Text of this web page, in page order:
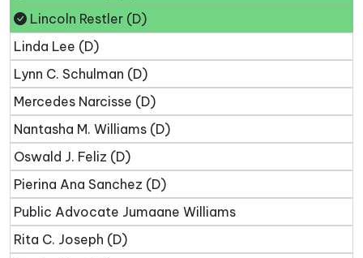
Lincoln Restler (D)
Linda Lee (D)
Lynn C. Schulman (D)
Mercedes Narcisse (D)
Nantasha M. Williams (D)
Oswald J. Feliz (D)
Pierina Ana Sanchez (D)
Public Advocate Jumaane Williams
Rita C. Joseph (D)